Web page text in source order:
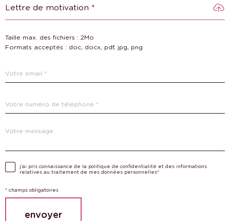
n
z
o
c
r
d
o
Lettre de motivation *
Taille max. des fichiers : 2Mo
Formats acceptés : doc, docx, pdf, jpg, png
email
*
Message
*
Validation
j'ai pris connaissance de la politique de confidentialité et des informations
relatives au traitement de mes données personnelles*
* champs obligatoires
envoyer